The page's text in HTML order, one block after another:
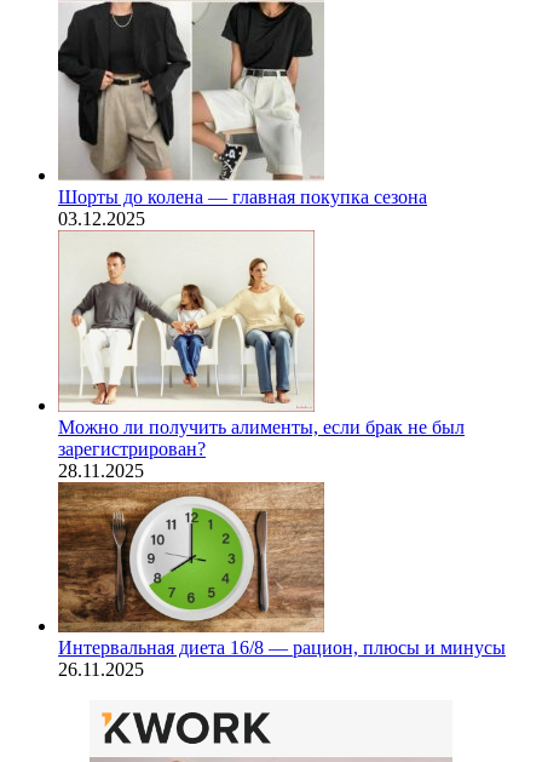
Шорты до колена — главная покупка сезона
03.12.2025
Можно ли получить алименты, если брак не был
зарегистрирован?
28.11.2025
Интервальная диета 16/8 — рацион, плюсы и минусы
26.11.2025